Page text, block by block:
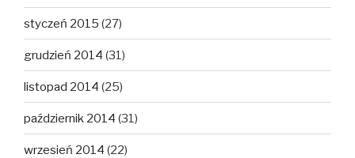
styczeń 2015 (27)
grudzień 2014 (31)
listopad 2014 (25)
październik 2014 (31)
wrzesień 2014 (22)